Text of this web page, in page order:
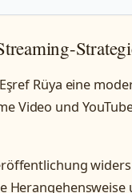
Rüya eine
Video und